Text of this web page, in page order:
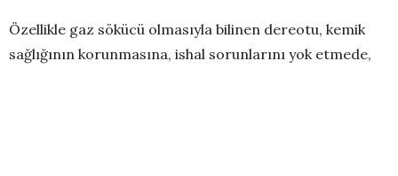
Özellikle gaz sökücü olmasıyla bilinen dereotu, kemik
sağlığının korunmasına, ishal sorunlarını yok etmede,